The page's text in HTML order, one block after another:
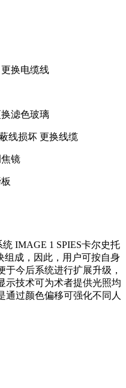
换电缆线
滤色玻璃
线损坏 更换线缆
镜
IMAGE 1 SPIES卡尔史托
组成，因此，用户可按自身
今后系统进行扩展升级，
示技术可为术者提供光照均
通过颜色偏移可强化不同人